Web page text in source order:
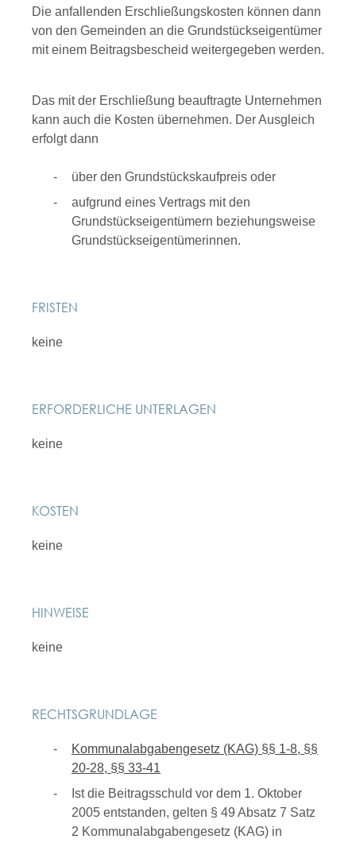
Die anfallenden Erschließungskosten können dann
von den Gemeinden an die Grundstückseigentümer
mit einem Beitragsbescheid weitergegeben werden.
Das mit der Erschließung beauftragte Unternehmen
kann auch die Kosten übernehmen. Der Ausgleich
erfolgt dann
über den Grundstückskaufpreis oder
aufgrund eines Vertrags mit den
Grundstückseigentümern beziehungsweise
Grundstückseigentümerinnen.
FRISTEN
keine
ERFORDERLICHE UNTERLAGEN
keine
KOSTEN
keine
HINWEISE
keine
RECHTSGRUNDLAGE
Kommunalabgabengesetz (KAG) §§ 1-8, §§
20-28, §§ 33-41
Ist die Beitragsschuld vor dem 1. Oktober
2005 entstanden, gelten § 49 Absatz 7 Satz
2 Kommunalabgabengesetz (KAG) in